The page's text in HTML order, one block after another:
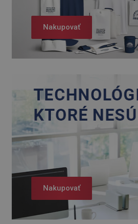
Nakupovať
Nakupovať